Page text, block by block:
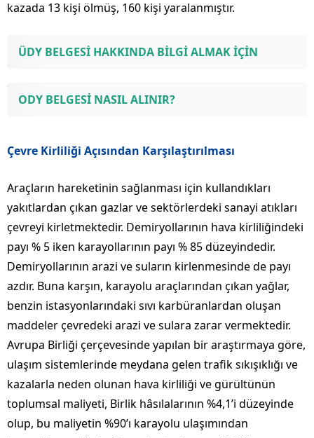
kazada 13 kişi ölmüş, 160 kişi yaralanmıştır.
ÜDY BELGESİ HAKKINDA BİLGİ ALMAK İÇİN
ODY BELGESİ NASIL ALINIR?
Çevre Kirliliği Açısından Karşılaştırılması
Araçların hareketinin sağlanması için kullandıkları
yakıtlardan çıkan gazlar ve sektörlerdeki sanayi atıkları
çevreyi kirletmektedir. Demiryollarının hava kirliliğindeki
payı % 5 iken karayollarının payı % 85 düzeyindedir.
Demiryollarının arazi ve suların kirlenmesinde de payı
azdır. Buna karşın, karayolu araçlarından çıkan yağlar,
benzin istasyonlarındaki sıvı karbüranlardan oluşan
maddeler çevredeki arazi ve sulara zarar vermektedir.
Avrupa Birliği çerçevesinde yapılan bir araştırmaya göre,
ulaşım sistemlerinde meydana gelen trafik sıkışıklığı ve
kazalarla neden olunan hava kirliliği ve gürültünün
toplumsal maliyeti, Birlik hâsılalarının %4,1’i düzeyinde
olup, bu maliyetin %90’ı karayolu ulaşımından